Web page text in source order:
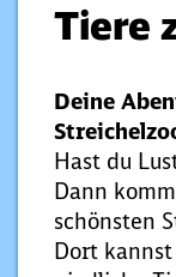
Tiere
Deine
Hast du
Dann
schönsten
Dort